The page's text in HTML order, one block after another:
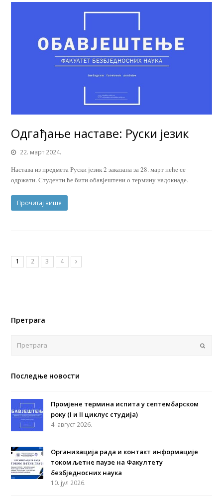
Одгађање наставе: Руски језик
22. март 2024.
Настава из предмета Руски језик 2 заказана за 28. март неће се
одржати. Студенти ће бити обавјештени о термину надокнаде.
Прочитај више
1 2 3 4
Претрага
Последње новости
Промјене термина испита у септембарском
року (I и II циклус студија)
4. август 2026.
Организација рада и контакт информације
током љетне паузе на Факултету
безбједносних наука
10. јул 2026.